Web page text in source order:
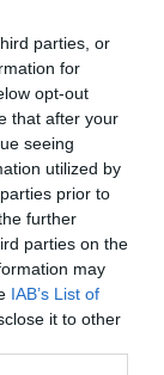
parties, or
for
opt-out
that after your
seeing
utilized by
prior to
further
parties on the
may
IAB’s List of
it to other
A Drop Of